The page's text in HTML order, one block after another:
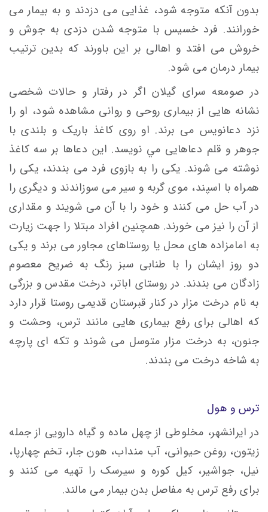
بدون آنکه متوجه شود، غذايی می دزدند و به بيمار می
خورانند. فرد خسيس با متوجه شدن دزدی به جوش و
خروش می افتد و اهالی بر اين باورند كه بدین ترتیب
بيمار درمان می شود.
در صومعه سرای گیلان اگر در رفتار و حالات شخصی
نشانه هايی از بيماری روحی و روانی مشاهده شود، او را
نزد دعانويس می برند. او روی كاغذ باريک و بلندی با
جوهر و قلم دعاهايی مي نویسد. اين دعاها بر سه كاغذ
نوشته می شوند. يكی را به بازوی فرد می بندند، يكی را
همراه با اسپند، موی گربه و سير می سوزاندند و ديگری را
در آب حل می کنند و خود را با آن می شویند و مقداری
از آن را نیز می خورند. همچنين افراد مبتلا را جهت زيارت
به امامزاده های محل يا روستاهای مجاور می برند و يكی
دو روز ایشان را با طنابی سبز رنگ به ضريح معصوم
زادگان می بندند. در روستای اباتر، درخت مقدس و بزرگی
به نام درخت مزار در كنار قبرستان قديمی روستا قرار دارد
که اهالی برای رفع بيماری هايی مانند ترس، وحشت و
جنون، به درخت مزار متوسل می شوند و تكه ای پارچه
به شاخه درخت می بندند.
ترس و هول
در ایرانشهر، مخلوطی از چهل ماده و گیاه دارویی از جمله
زیتون، روغن حیوانی، آب منداب، هون جار، تخم چهارپا،
نیل، جواشیر، کیل کوره و سیرسک را تهیه می کنند و
برای رفع ترس به مفاصل بدن بیمار می مالند.